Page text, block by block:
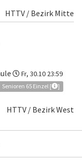
HTTV / Bezirk Mitte
Fr, 30.10 23:59
Senioren 65 Einzel [
]
HTTV / Bezirk West